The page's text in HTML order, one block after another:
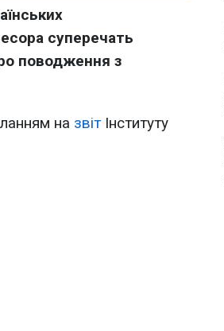
суперечать
поводження з
на звіт Інституту